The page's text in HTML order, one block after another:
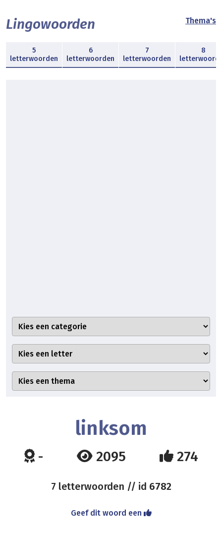
Lingowoorden Thema's
5
letterwoorden
6
letterwoorden
7
letterwoorden
8
linksom
- 2095 274
7 letterwoorden // id 6782
Geef dit woord een